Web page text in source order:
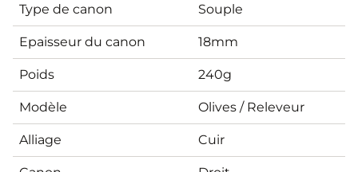
Type de canon Souple
Epaisseur du canon 18mm
Poids 240g
Modèle Olives / Releveur
Alliage Cuir